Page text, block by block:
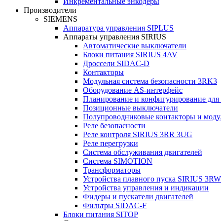
Производители
SIEMENS
Аппаратура управления SIPLUS
Аппараты управления SIRIUS
Автоматические выключатели
Блоки питания SIRIUS 4AV
Дроссели SIDAC-D
Контакторы
Модульная система безопасности 3RK3
Оборудование AS-интерфейс
Планирование и конфигурирование
Позиционные выключатели
Полупроводниковые контакторы и
Реле безопасности
Реле контроля SIRIUS 3RR 3UG
Реле перегрузки
Сиcтема обслуживания двигателей
Система SIMOTION
Трансформаторы
Устройства плавного пуска SIRIUS 3RW
Устройства управления и индикации
Фидеры и пускатели двигателей
Фильтры SIDAC-F
Блоки питания SITOP